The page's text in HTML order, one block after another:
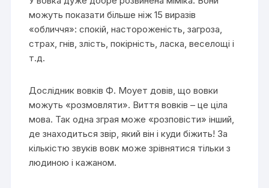
можуть показати більше ніж 15 виразів
«обличчя»: спокій, настороженість, загроза,
страх, гнів, злість, покірність, ласка, веселощі і
т.д.
Дослідник вовків Ф. Моует довів, що вовки
можуть «розмовляти». Виття вовків – це ціла
мова. Так одна зграя може «розповісти» інший,
де знаходиться звір, який він і куди біжить! За
кількістю звуків вовк може зрівнятися тільки з
людиною і кажаном.